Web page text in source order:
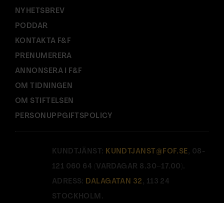
NYHETSBREV
PODDAR
KONTAKTA F&F
PRENUMERERA
ANNONSERA I F&F
OM TIDNINGEN
OM STIFTELSEN
PERSONUPPGIFTSPOLICY
KUNDTJÄNST: KUNDTJANST@FOF.SE , 08-
121 060 64 (VARDAGAR 8.30–17.00).
ADRESS: DALAGATAN 32 , 113 24
STOCKHOLM.